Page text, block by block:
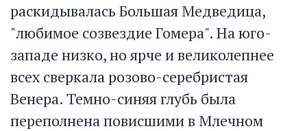
раскидывалась Большая Медведица,
"любимое созвездие Гомера". На юго-
западе низко, но ярче и великолепнее
всех сверкала розово-серебристая
Венера. Темно-синяя глубь была
переполнена повисшими в Млечном